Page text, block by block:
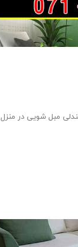
مبل شویی در منزل